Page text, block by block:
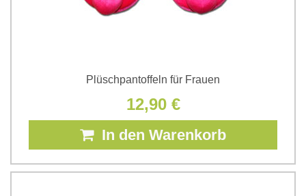
Plüschpantoffeln für Frauen
12,90 €
In den Warenkorb